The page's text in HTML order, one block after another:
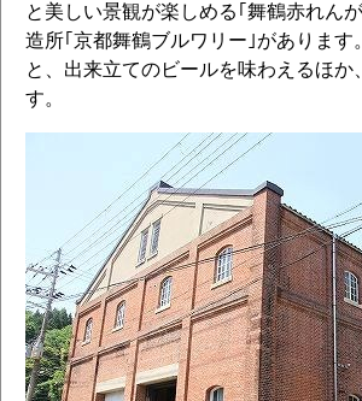
と美しい景観が楽しめる｢舞鶴赤れん
造所｢京都舞鶴ブルワリー｣がありま
と、出来立てのビールを味わえるほ
す。